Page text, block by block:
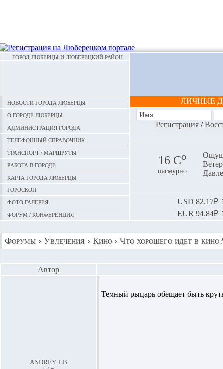
ГОРОД ЛЮБЕРЦЫ И ЛЮБЕРЕЦКИЙ РАЙОН
Новости города Люберцы
О городе Люберцы
Администрация города
Телефонный справочник
Транспорт / маршруты
Работа в городе
Карта города Люберцы
Гороскоп
Фото галерея
Форум / конференция
ЛИЧНЫЕ
Регистрация/
16 Сo
пасмурно
USD 82.17₽
EUR 94.84₽
Форумы › Увлечения › Кино › Что хорошего идет в кино?
Автор
andrey lb
Темный рыцарь обещает быть